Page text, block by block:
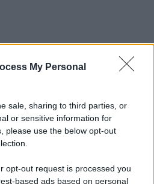
My Personal
sale, sharing to third parties, or
or sensitive information for
please use the below opt-out
opt-out request is processed you
based ads based on personal